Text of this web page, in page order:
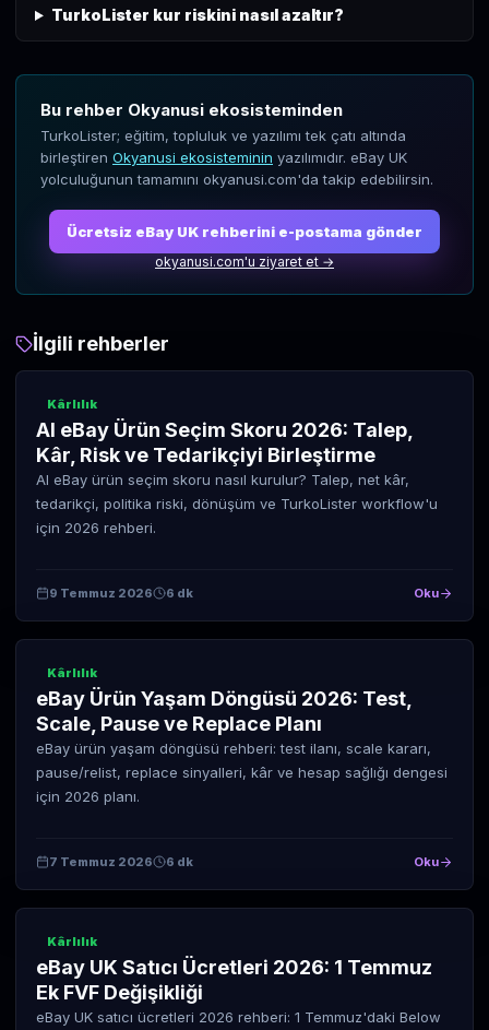
TurkoLister kur riskini nasıl azaltır?
Bu rehber Okyanusi ekosisteminden
TurkoLister; eğitim, topluluk ve yazılımı tek çatı altında
birleştiren Okyanusi ekosisteminin yazılımıdır. eBay UK
yolculuğunun tamamını okyanusi.com'da takip edebilirsin.
Ücretsiz eBay UK rehberini e-postama gönder
okyanusi.com'u ziyaret et →
İlgili rehberler
Kârlılık
AI eBay Ürün Seçim Skoru 2026: Talep,
Kâr, Risk ve Tedarikçiyi Birleştirme
AI eBay ürün seçim skoru nasıl kurulur? Talep, net kâr,
tedarikçi, politika riski, dönüşüm ve TurkoLister workflow'u
için 2026 rehberi.
9 Temmuz 2026 6 dk Oku
Kârlılık
eBay Ürün Yaşam Döngüsü 2026: Test,
Scale, Pause ve Replace Planı
eBay ürün yaşam döngüsü rehberi: test ilanı, scale kararı,
pause/relist, replace sinyalleri, kâr ve hesap sağlığı dengesi
için 2026 planı.
7 Temmuz 2026 6 dk Oku
Kârlılık
eBay UK Satıcı Ücretleri 2026: 1 Temmuz
Ek FVF Değişikliği
eBay UK satıcı ücretleri 2026 rehberi: 1 Temmuz'daki Below